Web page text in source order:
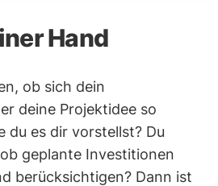
Hand
ob sich dein
deine Projektidee so
du es dir vorstellst? Du
geplante Investitionen
berücksichtigen? Dann ist